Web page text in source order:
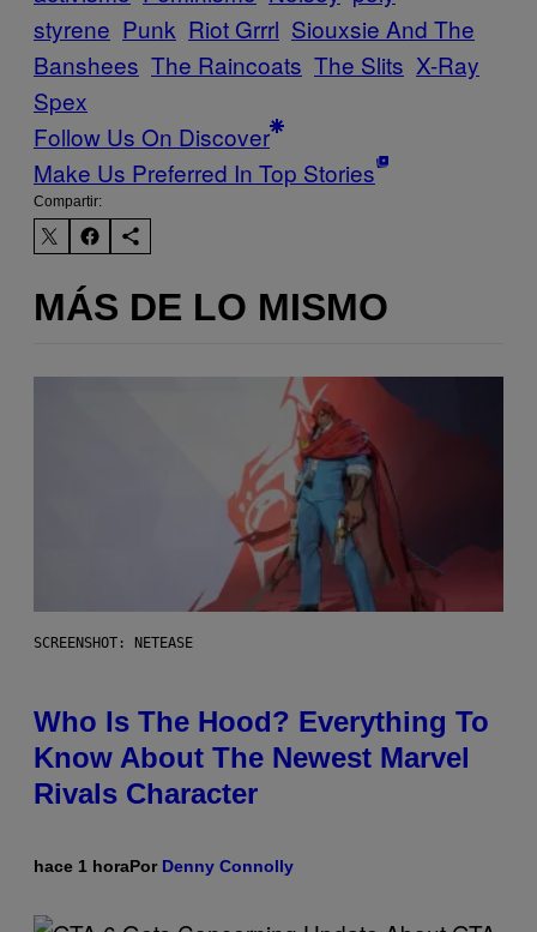
styrene Punk Riot Grrrl Siouxsie And The
Banshees The Raincoats The Slits X-Ray
Spex
Follow Us On Discover
Make Us Preferred In Top Stories
Compartir:
MÁS DE LO MISMO
SCREENSHOT: NETEASE
Who Is The Hood? Everything To
Know About The Newest Marvel
Rivals Character
hace 1 horaPor Denny Connolly